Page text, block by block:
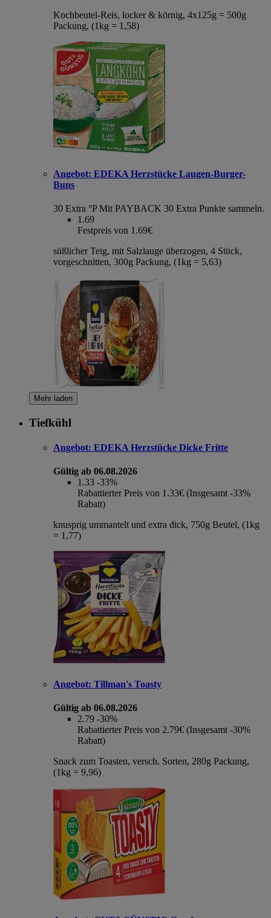
Kochbeutel-Reis, locker & körnig, 4x125g = 500g
Packung, (1kg = 1,58)
Angebot: EDEKA Herzstücke Laugen-Burger-
Buns
30 Extra °P Mit PAYBACK 30 Extra Punkte sammeln.
1.69
Festpreis von 1.69€
süßlicher Teig, mit Salzlauge überzogen, 4 Stück,
vorgeschnitten, 300g Packung, (1kg = 5,63)
Mehr laden
Tiefkühl
Angebot: EDEKA Herzstücke Dicke Fritte
Gültig ab 06.08.2026
1.33 -33%
Rabattierter Preis von 1.33€ (Insgesamt -33%
Rabatt)
knusprig ummantelt und extra dick, 750g Beutel, (1kg
= 1,77)
Angebot: Tillman's Toasty
Gültig ab 06.08.2026
2.79 -30%
Rabattierter Preis von 2.79€ (Insgesamt -30%
Rabatt)
Snack zum Toasten, versch. Sorten, 280g Packung,
(1kg = 9,96)